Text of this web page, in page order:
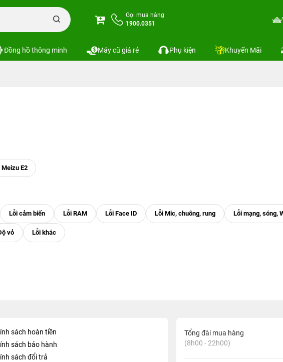
Gọi mua hàng
1900.0351
Đồng hồ thông minh Máy cũ giá rẻ Phụ kiện Khuyến Mãi
Meizu E2
sách hoàn tiền
sách bảo hành
sách đổi trả
Tổng đài mua hàng
(8h00 - 22h00)